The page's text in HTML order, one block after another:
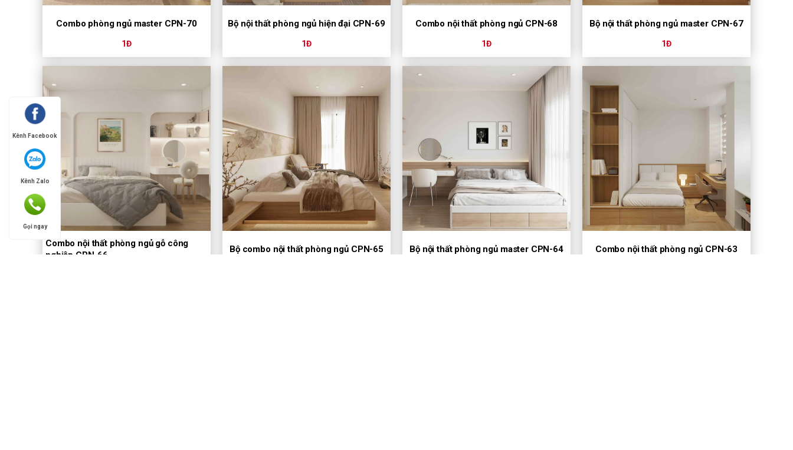
Combo phòng ngủ master CPN-70
1Đ
Bộ nội thất phòng ngủ hiện đại CPN-69
1Đ
Combo nội thất phòng ngủ CPN-68
1Đ
Bộ nội thất phòng ngủ master CPN-67
1Đ
Combo nội thất phòng ngủ gỗ công
nghiệp CPN-66
Bộ combo nội thất phòng ngủ CPN-65 Bộ nội thất phòng ngủ master CPN-64 Combo nội thất phòng ngủ CPN-63
Kênh Facebook
Kênh Zalo
Gọi ngay